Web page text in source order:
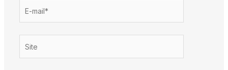
mail*